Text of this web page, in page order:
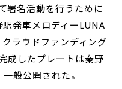
署名活動を行うために
発車メロディーLUNA
ラウドファンディング
成したプレートは秦野
般公開された。